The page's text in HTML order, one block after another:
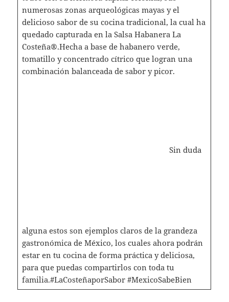
numerosas zonas arqueológicas mayas y el
delicioso sabor de su cocina tradicional, la cual ha
quedado capturada en la Salsa Habanera La
Costeña®.Hecha a base de habanero verde,
tomatillo y concentrado cítrico que logran una
combinación balanceada de sabor y picor.
Sin duda
alguna estos son ejemplos claros de la grandeza
gastronómica de México, los cuales ahora podrán
estar en tu cocina de forma práctica y deliciosa,
para que puedas compartirlos con toda tu
familia.#LaCosteñaporSabor #MexicoSabeBien